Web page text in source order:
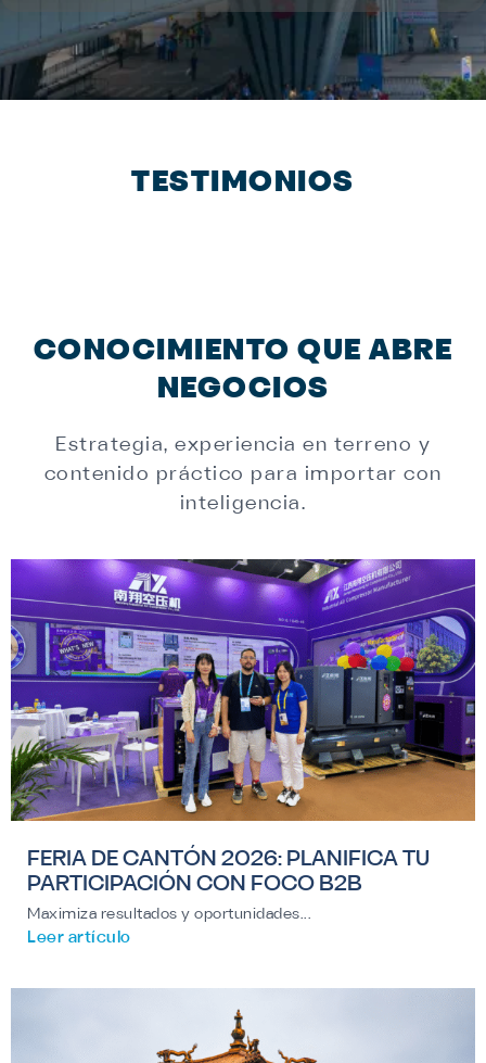
TESTIMONIOS
CONOCIMIENTO QUE ABRE
NEGOCIOS
Estrategia, experiencia en terreno y
contenido práctico para importar con
inteligencia.
FERIA DE CANTÓN 2026: PLANIFICA TU
PARTICIPACIÓN CON FOCO B2B
Maximiza resultados y oportunidades...
Leer artículo